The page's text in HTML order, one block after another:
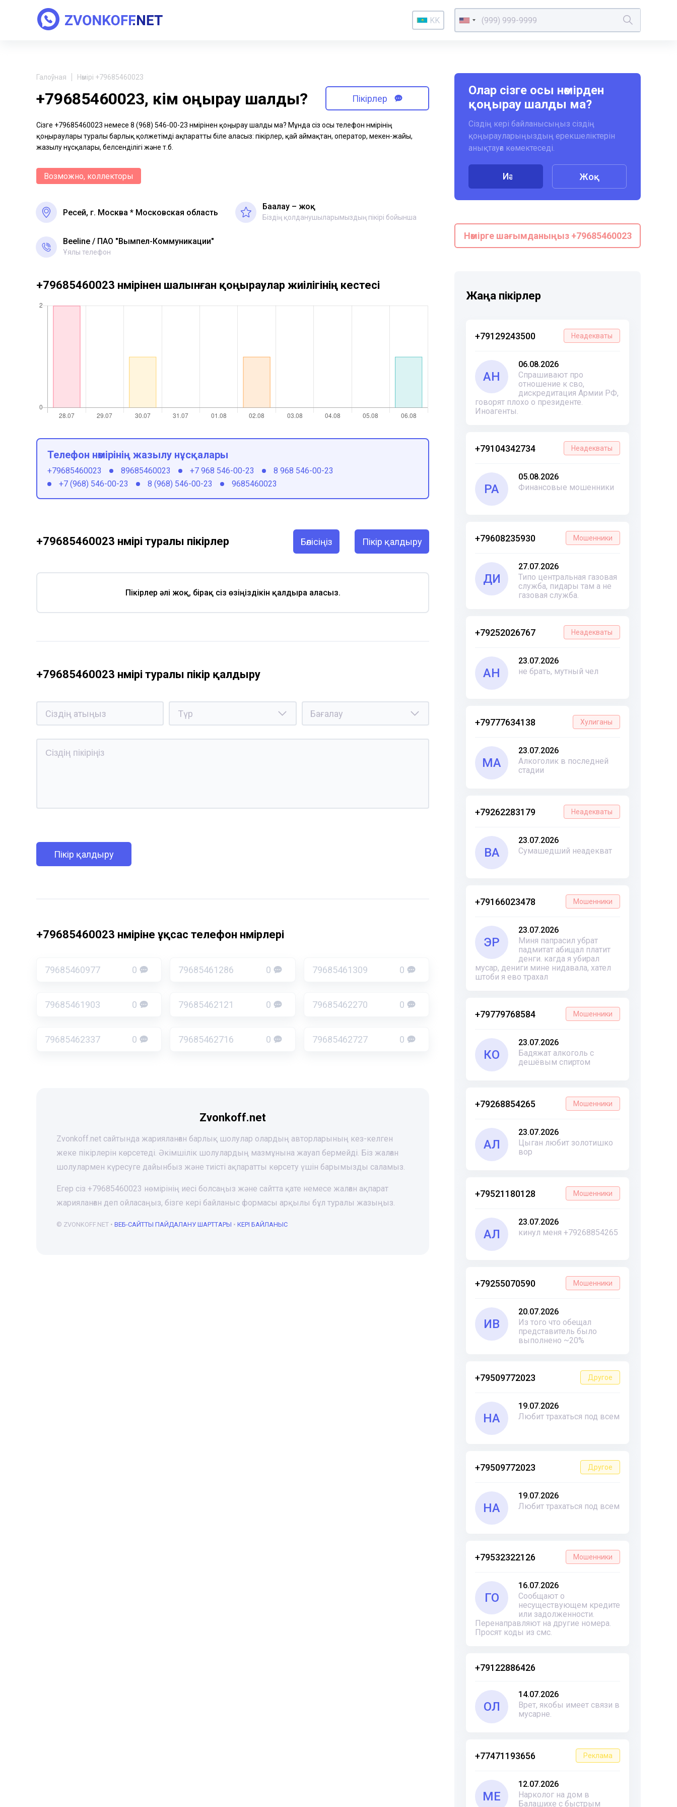
KK
Галоўная Нөмірі +79685460023
+79685460023, кім қоңырау шалды? Пікірлер
Сізге +79685460023 немесе 8 (968) 546-00-23 нөмірінен қоңырау шалды ма? Мұнда сіз осы телефон нөмірінің
қоңыраулары туралы барлық қолжетімді ақпаратты біле аласыз: пікірлер, қай аймақтан, оператор, мекен-жайы,
жазылу нұсқалары, белсенділігі және т.б.
Возможно, коллекторы
Ресей, г. Москва * Московская область
Бағалау – жоқ
Біздің қолданушыларымыздың пікірі бойынша
Beeline ПАО "Вымпел-Коммуникации"
Ұялы телефон
Олар сізге осы нөмірден
қоңырау шалды ма?
Сіздің кері байланысыңыз сіздің
қоңырауларыңыздың ерекшеліктерін
анықтауға көмектеседі.
Иә Жоқ
Нөмірге шағымданыңыз +79685460023
Жаңа пікірлер
+79129243500 Неадекваты
АН
06.08.2026
Спрашивают про
отношение к сво,
дискредитация Армии РФ,
говорят плохо о президенте.
Иноагенты.
+79104342734 Неадекваты
РА
05.08.2026
Финансовые мошенники
+79608235930 Мошенники
ДИ
27.07.2026
Типо центральная газовая
служба, пидары там а не
газовая служба.
+79252026767 Неадекваты
АН
23.07.2026
не брать, мутный чел
+79777634138 Хулиганы
МА
23.07.2026
Алкоголик в последней
стадии
+79262283179 Неадекваты
ВА
23.07.2026
Сумашедший неадекват
+79166023478 Мошенники
ЭР
23.07.2026
Миня папрасил убрат
падмитат абищал платит
денги. кагда я убирал
мусар, дениги мине нидавала, хател
штоби я ево трахал
+79779768584 Мошенники
КО
23.07.2026
Бадяжат алкоголь с
дешёвым спиртом
+79268854265 Мошенники
АЛ
23.07.2026
Цыган любит золотишко
вор
+79521180128 Мошенники
АЛ
23.07.2026
кинул меня +79268854265
+79255070590 Мошенники
ИВ
20.07.2026
Из того что обещал
представитель было
выполнено ~20%
+79509772023 Другое
НА
19.07.2026
Любит трахаться под всем
+79509772023 Другое
НА
19.07.2026
Любит трахаться под всем
+79532322126 Мошенники
ГО
16.07.2026
Сообщают о
несуществующем кредите
или задолженности.
Перенаправляют на другие номера.
Просят коды из смс.
+79122886426
ОЛ
14.07.2026
Врет, якобы имеет связи в
мусарне.
+77471193656 Реклама
ME
12.07.2026
Нарколог на дом в
Балашихе с быстрым
+79685460023 нөмірінен шалынған қоңыраулар жиілігінің кестесі
Телефон нөмірінің жазылу нұсқалары
+79685460023 89685460023 +7 968 546-00-23
8 968 546-00-23
+7 (968) 546-00-23
8 (968) 546-00-23 9685460023
+79685460023 нөмірі туралы пікірлер Бөлісіңіз Пікір қалдыру
Пікірлер әлі жоқ, бірақ сіз өзіңіздікін қалдыра аласыз.
+79685460023 нөмірі туралы пікір қалдыру
Пікір қалдыру
+79685460023 нөміріне ұқсас телефон нөмірлері
79685460977 0 79685461286 0 79685461309 0
79685461903 0 79685462121 0 79685462270 0
79685462337 0 79685462716 0 79685462727 0
Zvonkoff.net
Zvonkoff.net сайтында жарияланған барлық шолулар олардың авторларының кез-келген
жеке пікірлерін көрсетеді. Әкімшілік шолулардың мазмұнына жауап бермейді. Біз жалған
шолулармен күресуге дайынбыз және тиісті ақпаратты көрсету үшін барымызды саламыз.
Егер сіз +79685460023 нөмірінің иесі болсаңыз және сайтта қате немесе жалған ақпарат
жарияланған деп ойласаңыз, бізге кері байланыс формасы арқылы бұл туралы жазыңыз.
© ZVONKOFF.NET • ВЕБ-CАЙТТЫ ПАЙДАЛАНУ ШАРТТАРЫ • КЕРІ БАЙЛАНЫС